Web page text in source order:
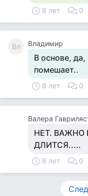
8 лет 0
Вл Владимир
В основе,
помешает..
8 лет 0
Валера
НЕТ. ВАЖНО
ДЛИТСЯ.....
8 лет 0